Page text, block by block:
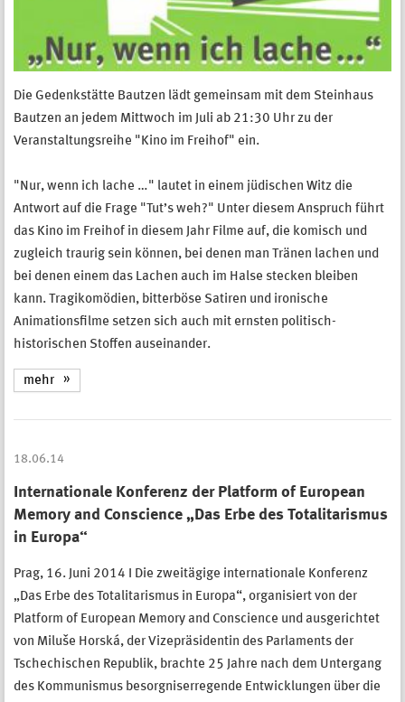
Die Gedenkstätte Bautzen lädt gemeinsam mit dem Steinhaus
Bautzen an jedem Mittwoch im Juli ab 21:30 Uhr zu der
Veranstaltungsreihe "Kino im Freihof" ein.
"Nur, wenn ich lache …" lautet in einem jüdischen Witz die
Antwort auf die Frage "Tut’s weh?" Unter diesem Anspruch führt
das Kino im Freihof in diesem Jahr Filme auf, die komisch und
zugleich traurig sein können, bei denen man Tränen lachen und
bei denen einem das Lachen auch im Halse stecken bleiben
kann. Tragikomödien, bitterböse Satiren und ironische
Animationsfilme setzen sich auch mit ernsten politisch-
historischen Stoffen auseinander.
mehr
18.06.14
Internationale Konferenz der Platform of European
Memory and Conscience „Das Erbe des Totalitarismus
in Europa“
Prag, 16. Juni 2014 I Die zweitägige internationale Konferenz
„Das Erbe des Totalitarismus in Europa“, organisiert von der
Platform of European Memory and Conscience und ausgerichtet
von Miluše Horská, der Vizepräsidentin des Parlaments der
Tschechischen Republik, brachte 25 Jahre nach dem Untergang
des Kommunismus besorgniserregende Entwicklungen über die